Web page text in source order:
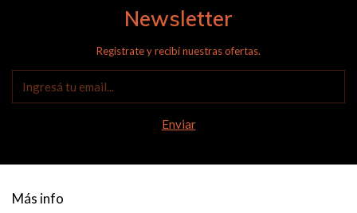
Newsletter
Registrate y recibí nuestras ofertas.
Más info